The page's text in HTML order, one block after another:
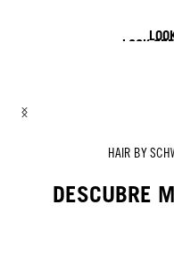
LOOK
HAIR BY
DESCUBRE